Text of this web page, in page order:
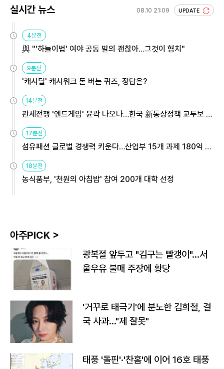
실시간 뉴스 08.10 21:09 UPDATE
4분전
與 "'하늘이법' 여야 공동 발의 괜찮아…그것이 협치"
9분전
'캐시딜' 캐시워크 돈 버는 퀴즈, 정답은?
14분전
관세전쟁 '엔드게임' 윤곽 나오나…한국 新통상정책 교두보 활
용해야
17분전
섬유패션 글로벌 경쟁력 키운다…산업부 15개 과제 180억 지
원
18분전
농식품부, '천원의 아침밥' 참여 200개 대학 선정
아주PICK >
광복절 앞두고 "김구는 빨갱이"…서
울우유 불매 주장에 황당
'거꾸로 태극기'에 분노한 김희철, 결
국 사과…"제 잘못"
태풍 '돌핀'·'찬홈'에 이어 16호 태풍